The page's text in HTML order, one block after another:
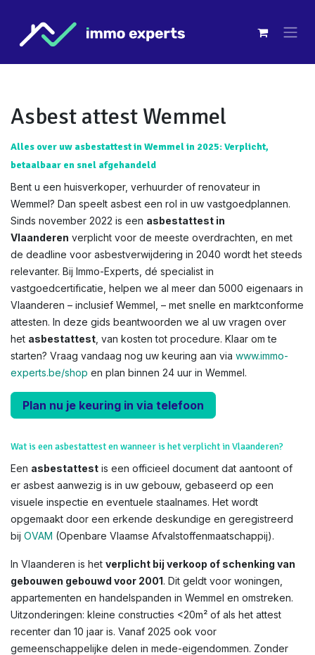
Asbest attest Wemmel
Alles over uw asbestattest in Wemmel in 2025: Verplicht,
betaalbaar en snel afgehandeld
Bent u een huisverkoper, verhuurder of renovateur in
Wemmel? Dan speelt asbest een rol in uw vastgoedplannen.
Sinds november 2022 is een asbestattest in
Vlaanderen verplicht voor de meeste overdrachten, en met
de deadline voor asbestverwijdering in 2040 wordt het steeds
relevanter. Bij Immo-Experts, dé specialist in
vastgoedcertificatie, helpen we al meer dan 5000 eigenaars in
Vlaanderen – inclusief Wemmel, – met snelle en marktconforme
attesten. In deze gids beantwoorden we al uw vragen over
het asbestattest , van kosten tot procedure. Klaar om te
starten? Vraag vandaag nog uw keuring aan via www.immo-
experts.be/shop en plan binnen 24 uur in Wemmel.
Plan nu je keuring in via telefoon
Wat is een asbestattest en wanneer is het verplicht in Vlaanderen?
Een asbestattest is een officieel document dat aantoont of
er asbest aanwezig is in uw gebouw, gebaseerd op een
visuele inspectie en eventuele staalnames. Het wordt
opgemaakt door een erkende deskundige en geregistreerd
bij OVAM (Openbare Vlaamse Afvalstoffenmaatschappij).
In Vlaanderen is het verplicht bij verkoop of schenking van
gebouwen gebouwd voor 2001. Dit geldt voor woningen,
appartementen en handelspanden in Wemmel en omstreken.
Uitzonderingen: kleine constructies <20m² of als het attest
recenter dan 10 jaar is. Vanaf 2025 ook voor
gemeenschappelijke delen in mede-eigendommen. Zonder